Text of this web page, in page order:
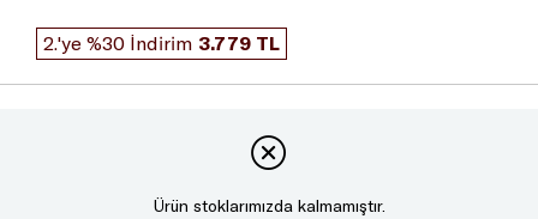
2.'ye %30 İndirim 3.779 TL
Ürün stoklarımızda kalmamıştır.